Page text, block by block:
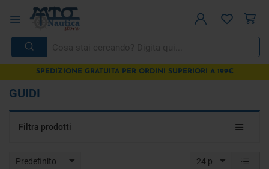
SPEDIZIONE GRATUITA PER ORDINI SUPERIORI A 199€
GUIDI
Toggle
Filtra prodotti
Predefinito 24 p